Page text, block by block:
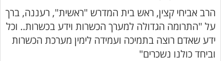
הרב אביחי קצין, ראש בית המדרש "ראשית", רעננה, ברך
על "התרומה הגדולה למערך הכשרות וידע בכשרות.. וכל
ידע שאדם רוצה בתמיכה ועמידה לימין מערכת הכשרות
וביחד כולנו נשכרים"